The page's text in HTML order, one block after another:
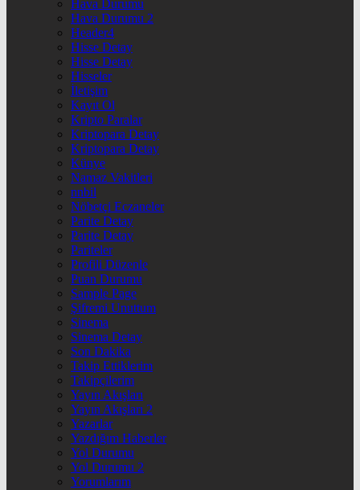
Hava Durumu
Hava Durumu 2
Header4
Hisse Detay
Hisse Detay
Hisseler
İletişim
Kayıt Ol
Kripto Paralar
Kriptopara Detay
Kriptopara Detay
Künye
Namaz Vakitleri
nnbil
Nöbetçi Eczaneler
Parite Detay
Parite Detay
Pariteler
Profili Düzenle
Puan Durumu
Sample Page
Şifremi Unuttum
Sinema
Sinema Detay
Son Dakika
Takip Ettiklerim
Takipçilerim
Yayın Akışları
Yayın Akışları 2
Yazarlar
Yazdığım Haberler
Yol Durumu
Yol Durumu 2
Yorumlarım